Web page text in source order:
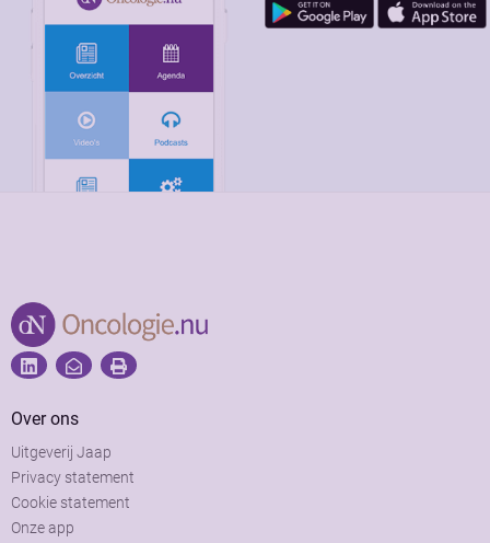
Over ons
Uitgeverij Jaap
Privacy statement
Cookie statement
Onze app